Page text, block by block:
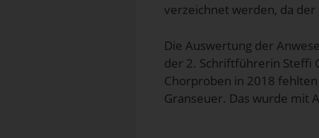
verzeichnet werden, da
Die Auswertung der
der 2. Schriftführerin Steffi
Chorproben in 2018
Granseuer. Das wurde mit